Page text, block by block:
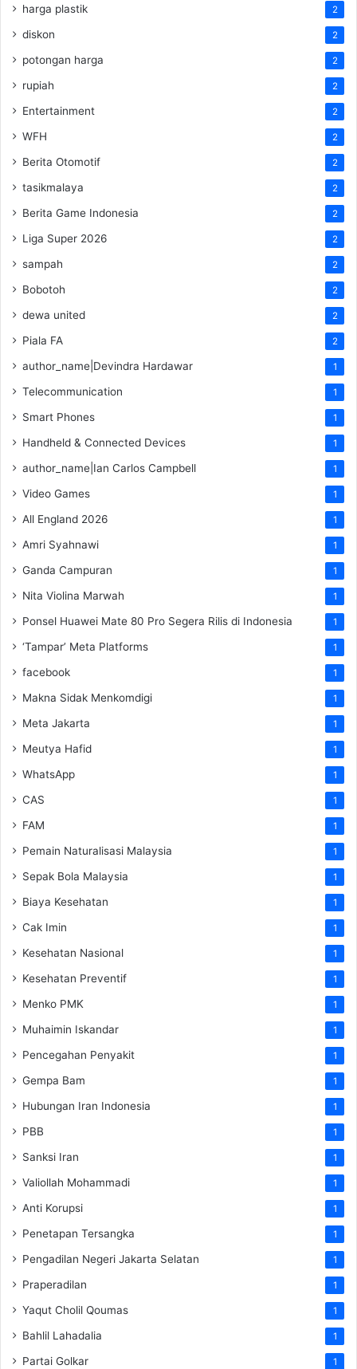
harga plastik 2
diskon 2
potongan harga 2
rupiah 2
Entertainment 2
WFH 2
Berita Otomotif 2
tasikmalaya 2
Berita Game Indonesia 2
Liga Super 2026 2
sampah 2
Bobotoh 2
dewa united 2
Piala FA 2
author_name|Devindra Hardawar 1
Telecommunication 1
Smart Phones 1
Handheld & Connected Devices 1
author_name|Ian Carlos Campbell 1
Video Games 1
All England 2026 1
Amri Syahnawi 1
Ganda Campuran 1
Nita Violina Marwah 1
Ponsel Huawei Mate 80 Pro Segera Rilis di Indonesia 1
‘Tampar’ Meta Platforms 1
facebook 1
Makna Sidak Menkomdigi 1
Meta Jakarta 1
Meutya Hafid 1
WhatsApp 1
CAS 1
FAM 1
Pemain Naturalisasi Malaysia 1
Sepak Bola Malaysia 1
Biaya Kesehatan 1
Cak Imin 1
Kesehatan Nasional 1
Kesehatan Preventif 1
Menko PMK 1
Muhaimin Iskandar 1
Pencegahan Penyakit 1
Gempa Bam 1
Hubungan Iran Indonesia 1
PBB 1
Sanksi Iran 1
Valiollah Mohammadi 1
Anti Korupsi 1
Penetapan Tersangka 1
Pengadilan Negeri Jakarta Selatan 1
Praperadilan 1
Yaqut Cholil Qoumas 1
Bahlil Lahadalia 1
Partai Golkar 1